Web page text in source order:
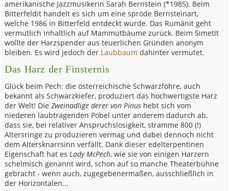
amerikanische Jazzmusikerin Sarah Bernstein (*1985). Beim
Bitterfeldit handelt es sich um eine spröde Bernsteinart,
welche 1986 in Bitterfeld entdeckt wurde. Das Rumänit geht
vermutlich inhaltlich auf Mammutbäume zurück. Beim Simetit
wollte der Harzspender aus teuerlichen Gründen anonym
bleiben. Es wird jedoch der Laubbaum dahinter vermutet.
Das Harz der Finsternis
Glück beim Pech: die österreichische Schwarzföhre, auch
bekannt als Schwarzkiefer, produziert das hochwertigste Harz
der Welt! DieZweinadlige derer von Pinus hebt sich vom
niederen laubtragenden Pöbel unter anderem dadurch ab,
dass sie, bei relativer Anspruchslosigkeit, stramme 800 (!)
Altersringe zu produzieren vermag und dabei dennoch nicht
dem Altersknarrsinn verfällt. Dank dieser edelterpentinen
Eigenschaft hat es Lady McPech, wie sie von einigen Harzern
schelmisch genannt wird, schon auf so manche Theaterbühne
gebracht - wenn auch, zugegebenermaßen, ausschließlich in
der Horizontalen...